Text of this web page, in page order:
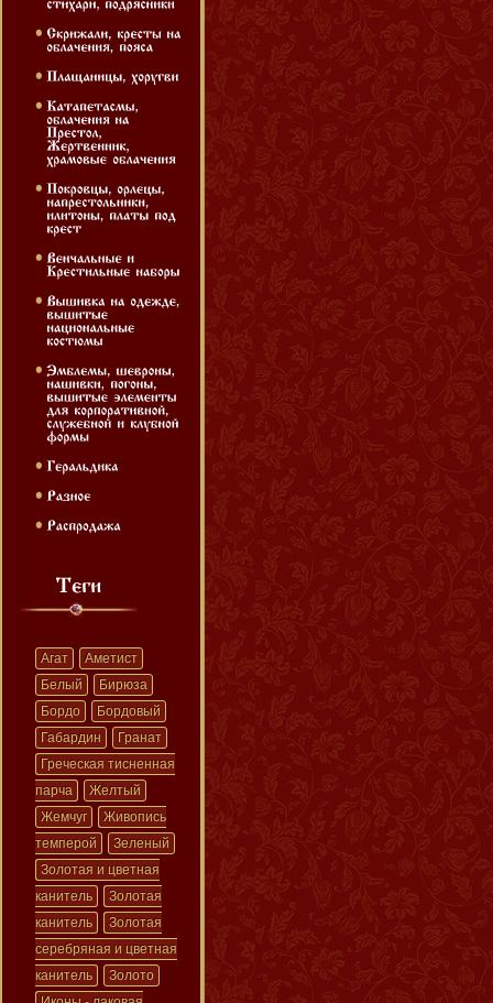
Агат
Аметист
Белый
Бирюза
Бордо
Бордовый
Габардин
Гранат
Греческая тисненная
парча
Желтый
Жемчуг
Живопись
темперой
Зеленый
Золотая и цветная
канитель
Золотая
канитель
Золотая
серебряная и цветная
канитель
Золото